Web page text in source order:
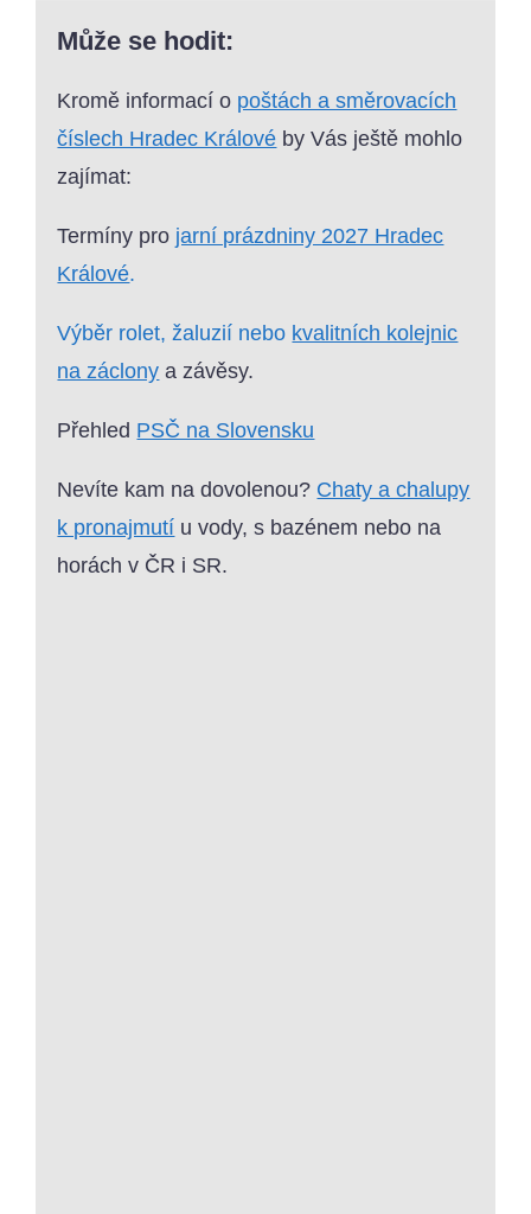
Může se hodit:
Kromě informací o poštách a směrovacích
číslech Hradec Králové by Vás ještě mohlo
zajímat:
Termíny pro jarní prázdniny 2027 Hradec
Králové.
Výběr rolet, žaluzií nebo kvalitních kolejnic
na záclony a závěsy.
Přehled PSČ na Slovensku
Nevíte kam na dovolenou? Chaty a chalupy
k pronajmutí u vody, s bazénem nebo na
horách v ČR i SR.